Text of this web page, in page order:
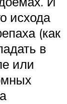
исхода
(как
в
или